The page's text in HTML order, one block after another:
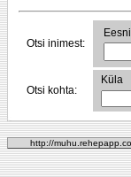
Otsi inimest:
Otsi kohta:
Küla
http://